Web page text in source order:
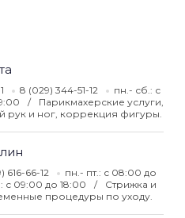
8 (029) 344-51-12
пн.- сб.: с
Парикмахерские услуги,
рук и ног, коррекция фигуры.
616-66-12
пн.- пт.: с 08:00 до
с 09:00 до 18:00
Стрижка и
процедуры по уходу.